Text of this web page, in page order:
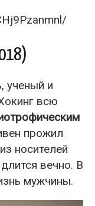
ученый и
всю
прожил
носителей
вечно. В
мужчины.